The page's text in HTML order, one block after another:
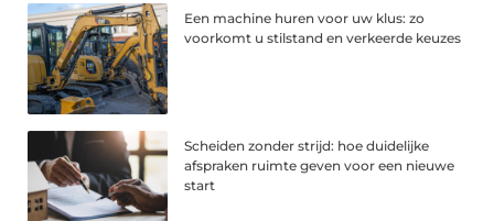
Een machine huren voor uw klus: zo
voorkomt u stilstand en verkeerde keuzes
Scheiden zonder strijd: hoe duidelijke
afspraken ruimte geven voor een nieuwe
start